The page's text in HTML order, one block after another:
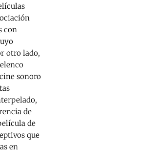
con
otro lado,
sonoro
de
de
que
en